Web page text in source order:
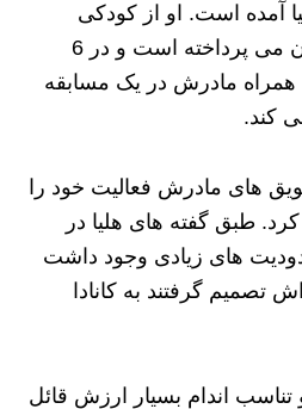
آمده است. او از کودکی
ساعات زیادی به رقصیدن می پرداخته است و در 6
همراه مادرش در یک مسابقه
کند.
با تشویق های مادرش فعالیت خود را
طبق گفته های هلیا در
های زیادی وجود داشت
تصمیم گرفتند به کانادا
اندام بسیار ارزش قائل